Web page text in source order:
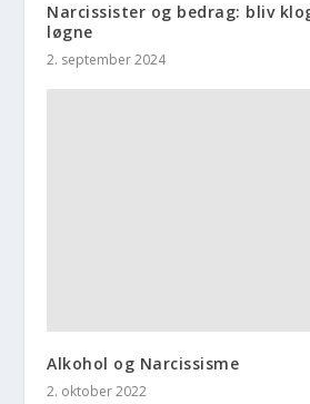
Narcissister og bedrag: bliv
løgne
2. september 2024
Alkohol og Narcissisme
2. oktober 2022